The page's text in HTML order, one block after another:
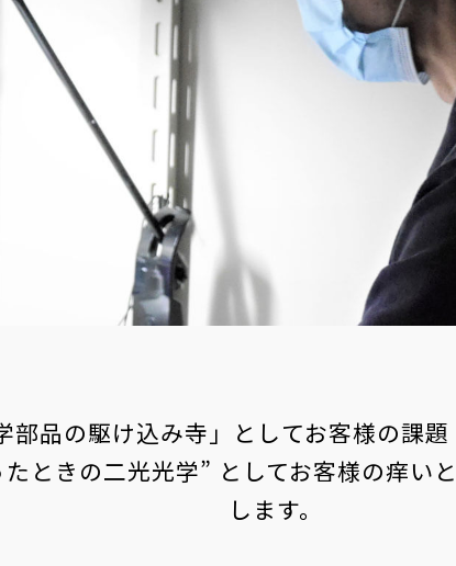
ダイクロイックフィルタ
色温度変換フィルタ
メタライズ
その他 金属膜
（Cr､Pt､Mo､Cuコ
品の駆け込み寺」としてお客様の課題
ときの二光光学” としてお客様の痒い
します。